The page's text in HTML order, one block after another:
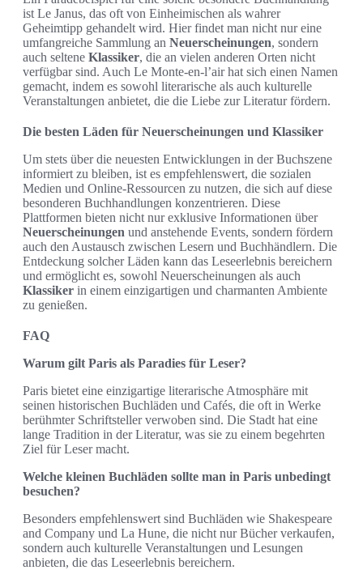
ist Le Janus, das oft von Einheimischen als wahrer
Geheimtipp gehandelt wird. Hier findet man nicht nur eine
umfangreiche Sammlung an Neuerscheinungen, sondern
auch seltene Klassiker, die an vielen anderen Orten nicht
verfügbar sind. Auch Le Monte-en-l’air hat sich einen Namen
gemacht, indem es sowohl literarische als auch kulturelle
Veranstaltungen anbietet, die die Liebe zur Literatur fördern.
Die besten Läden für Neuerscheinungen und Klassiker
Um stets über die neuesten Entwicklungen in der Buchszene
informiert zu bleiben, ist es empfehlenswert, die sozialen
Medien und Online-Ressourcen zu nutzen, die sich auf diese
besonderen Buchhandlungen konzentrieren. Diese
Plattformen bieten nicht nur exklusive Informationen über
Neuerscheinungen und anstehende Events, sondern fördern
auch den Austausch zwischen Lesern und Buchhändlern. Die
Entdeckung solcher Läden kann das Leseerlebnis bereichern
und ermöglicht es, sowohl Neuerscheinungen als auch
Klassiker in einem einzigartigen und charmanten Ambiente
zu genießen.
FAQ
Warum gilt Paris als Paradies für Leser?
Paris bietet eine einzigartige literarische Atmosphäre mit
seinen historischen Buchläden und Cafés, die oft in Werke
berühmter Schriftsteller verwoben sind. Die Stadt hat eine
lange Tradition in der Literatur, was sie zu einem begehrten
Ziel für Leser macht.
Welche kleinen Buchläden sollte man in Paris unbedingt
besuchen?
Besonders empfehlenswert sind Buchläden wie Shakespeare
and Company und La Hune, die nicht nur Bücher verkaufen,
sondern auch kulturelle Veranstaltungen und Lesungen
anbieten, die das Leseerlebnis bereichern.